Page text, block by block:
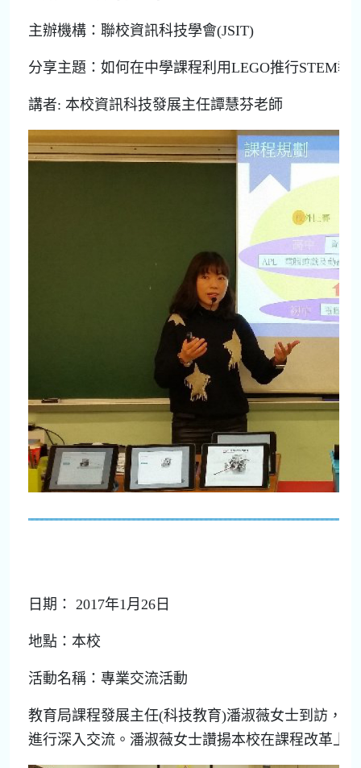
主辦機構：聯校資訊科技學會(JSIT)
分享主題：如何在中學課程利用LEGO推行STEM教
講者: 本校資訊科技發展主任譚慧芬老師
日期： 2017年1月26日
地點：本校
活動名稱：專業交流活動
教育局課程發展主任(科技教育)潘淑薇女士到訪，
進行深入交流。潘淑薇女士讚揚本校在課程改革上